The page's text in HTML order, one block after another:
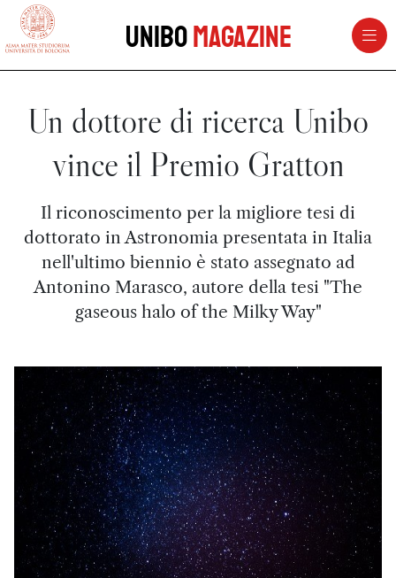
vai al contenuto della pagina
UniboMagazine
Un dottore di ricerca Unibo
vince il Premio Gratton
Il riconoscimento per la migliore tesi di
dottorato in Astronomia presentata in Italia
nell'ultimo biennio è stato assegnato ad
Antonino Marasco, autore della tesi "The
gaseous halo of the Milky Way"